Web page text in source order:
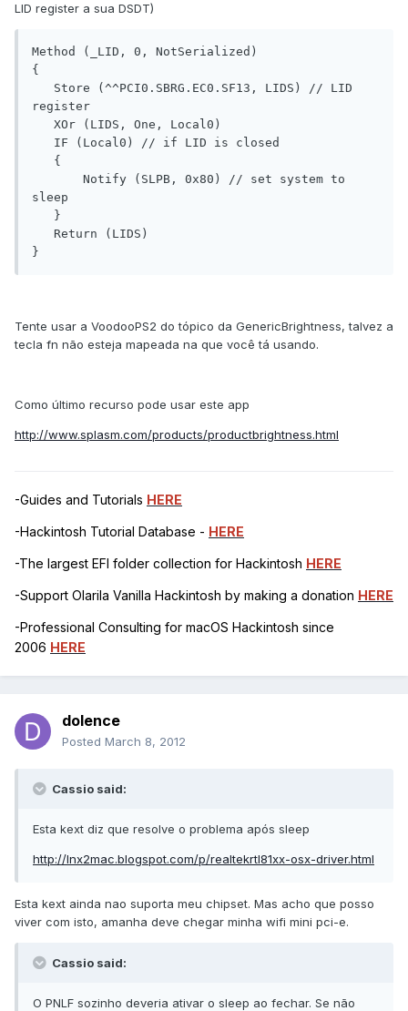
LID register a sua DSDT)
Method (_LID, 0, NotSerialized)
{
register
sleep
}
Tente usar a VoodooPS2 do tópico da GenericBrightness, talvez a
tecla fn não esteja mapeada na que você tá usando.
Como último recurso pode usar este app
http://www.splasm.com/products/productbrightness.html
-Guides and Tutorials HERE
-Hackintosh Tutorial Database - HERE
-The largest EFI folder collection for Hackintosh HERE
-Support Olarila Vanilla Hackintosh by making a donation HERE
-Professional Consulting for macOS Hackintosh since
2006 HERE
dolence
Posted March 8, 2012
Cassio said:
Esta kext diz que resolve o problema após sleep
http://lnx2mac.blogspot.com/p/realtekrtl81xx-osx-driver.html
Esta kext ainda nao suporta meu chipset. Mas acho que posso
viver com isto, amanha deve chegar minha wifi mini pci-e.
Cassio said:
O PNLF sozinho deveria ativar o sleep ao fechar. Se não